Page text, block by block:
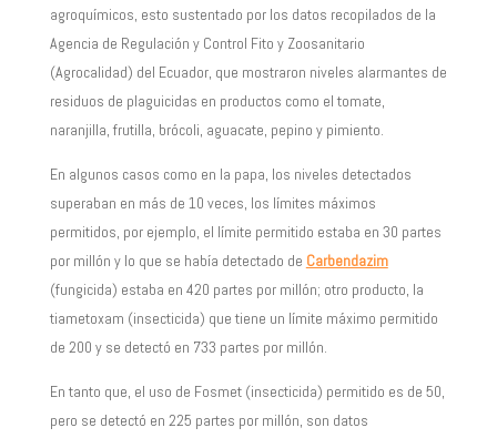
agroquímicos, esto sustentado por los datos recopilados de la
Agencia de Regulación y Control Fito y Zoosanitario
(Agrocalidad) del Ecuador, que mostraron niveles alarmantes de
residuos de plaguicidas en productos como el tomate,
naranjilla, frutilla, brócoli, aguacate, pepino y pimiento.
En algunos casos como en la papa, los niveles detectados
superaban en más de 10 veces, los límites máximos
permitidos, por ejemplo, el límite permitido estaba en 30 partes
por millón y lo que se había detectado de Carbendazim
(fungicida) estaba en 420 partes por millón; otro producto, la
tiametoxam (insecticida) que tiene un límite máximo permitido
de 200 y se detectó en 733 partes por millón.
En tanto que, el uso de Fosmet (insecticida) permitido es de 50,
pero se detectó en 225 partes por millón, son datos